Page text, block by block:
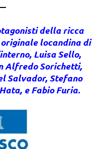
della ricca
locandina di
Luisa Sello,
Alfredo Sorichetti,
Salvador, Stefano
e Fabio Furia.